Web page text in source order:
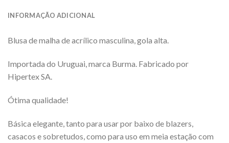
INFORMAÇÃO ADICIONAL
Blusa de malha de acrílico masculina, gola alta.
Importada do Uruguai, marca Burma. Fabricado por
Hipertex SA.
Ótima qualidade!
Básica elegante, tanto para usar por baixo de blazers,
casacos e sobretudos, como para uso em meia estação com